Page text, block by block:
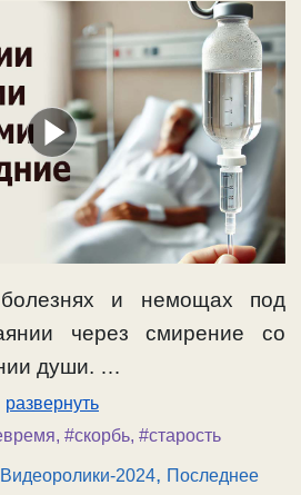
и немощах под
через смирение со
души. …
развернуть
, #скорбь, #старость
Видеоролики-2024, Последнее